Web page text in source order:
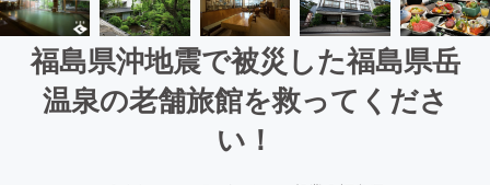
福島県沖地震で被災した福島県岳
温泉の老舗旅館を救ってくださ
い！